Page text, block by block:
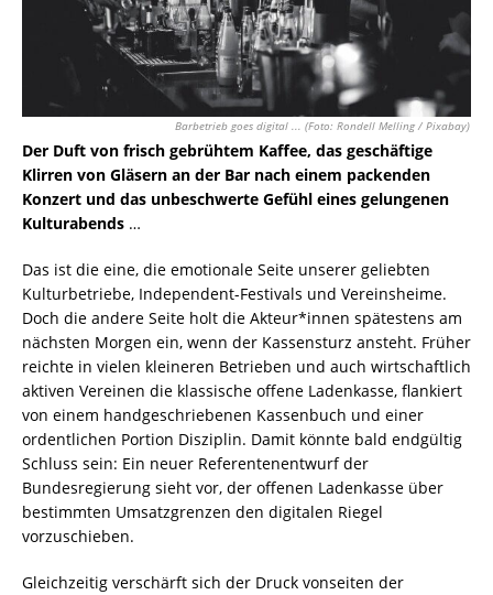
Barbetrieb goes digital ... (Foto: Rondell Melling / Pixabay)
Der Duft von frisch gebrühtem Kaffee, das geschäftige
Klirren von Gläsern an der Bar nach einem packenden
Konzert und das unbeschwerte Gefühl eines gelungenen
Kulturabends …
Das ist die eine, die emotionale Seite unserer geliebten
Kulturbetriebe, Independent-Festivals und Vereinsheime.
Doch die andere Seite holt die Akteur*innen spätestens am
nächsten Morgen ein, wenn der Kassensturz ansteht. Früher
reichte in vielen kleineren Betrieben und auch wirtschaftlich
aktiven Vereinen die klassische offene Ladenkasse, flankiert
von einem handgeschriebenen Kassenbuch und einer
ordentlichen Portion Disziplin. Damit könnte bald endgültig
Schluss sein: Ein neuer Referentenentwurf der
Bundesregierung sieht vor, der offenen Ladenkasse über
bestimmten Umsatzgrenzen den digitalen Riegel
vorzuschieben.
Gleichzeitig verschärft sich der Druck vonseiten der